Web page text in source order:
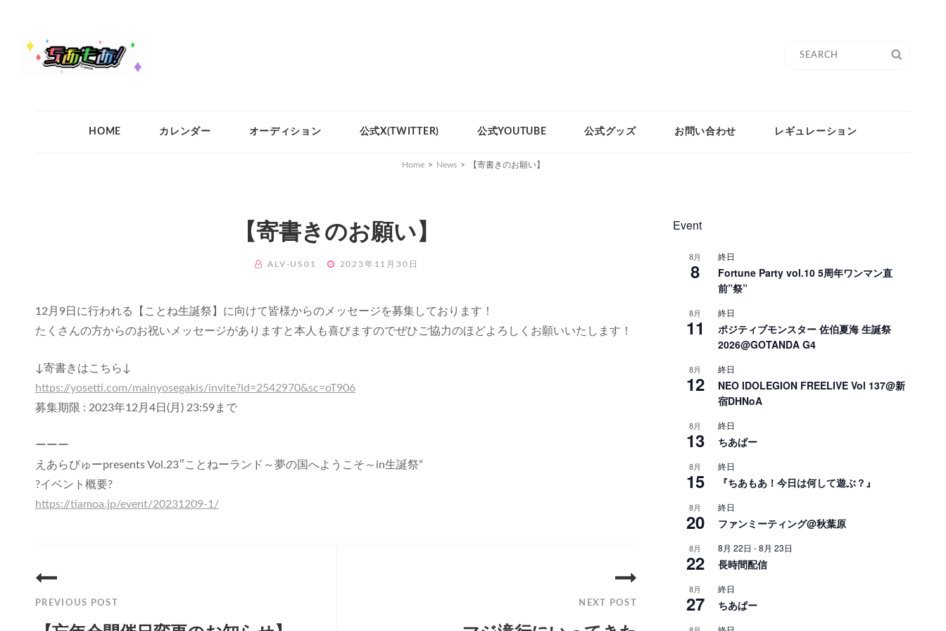
ちあもあ
ちあもあ
Search
HOME カレンダー オーディション 公式X(TWITTER) 公式YOUTUBE 公式グッズ お問い合わせ レギュレーション
Home > News > 【寄書きのお願い】
【寄書きのお願い】
BY ALV-US01
POSTED
2023年11月30日
12月9日に行われる【ことね生誕祭】に向けて皆様からのメッセージを募集しております！
たくさんの方からのお祝いメッセージがありますと本人も喜びますのでぜひご協力のほどよろしくお願いいたします！
↓寄書きはこちら↓
https://yosetti.com/mainyosegakis/invite?id=2542970&sc=oT906
募集期限 : 2023年12月4日(月) 23:59まで
ーーー
えあらびゅーpresents Vol.23″ことねーランド～夢の国へようこそ～in生誕祭”
?イベント概要?
https://tiamoa.jp/event/20231209-1/
稿
ナ
PREVIOUS POST NEXT POST
Event
8月
8
終日
Fortune Party vol.10 5周年ワンマン直
前”祭”
8月
11
終日
ポジティブモンスター 佐伯夏海 生誕祭
2026@GOTANDA G4
8月
12
終日
NEO IDOLEGION FREELIVE Vol 137@新
宿DHNoA
8月
13
終日
ちあぱー
8月
15
終日
『ちあもあ！今日は何して遊ぶ？』
8月
20
終日
ファンミーティング@秋葉原
8月
22
8月 22日 -8月 23日
長時間配信
8月
27
終日
ちあぱー